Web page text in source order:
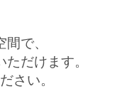
で、
だけます。
さい。